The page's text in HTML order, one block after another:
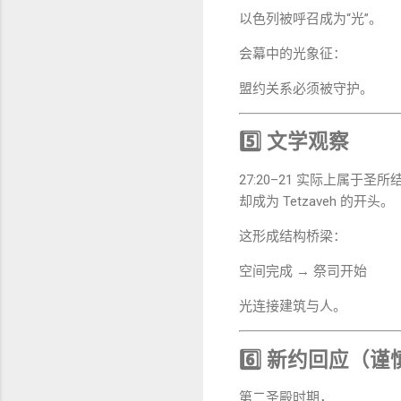
以色列被呼召成为“光”。
会幕中的光象征：
盟约关系必须被守护。
5️⃣ 文学观察
27:20–21 实际上属于圣所
却成为 Tetzaveh 的开头。
这形成结构桥梁：
空间完成 → 祭司开始
光连接建筑与人。
6️⃣ 新约回应（谨